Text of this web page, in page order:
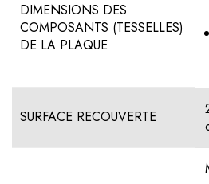
DIMENSIONS DES
COMPOSANTS (TESSELLES)
DE LA PLAQUE
SURFACE RECOUVERTE